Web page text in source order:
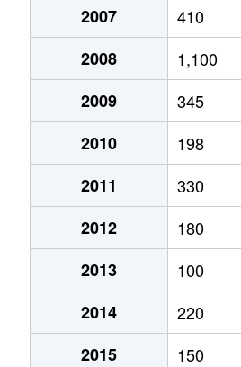
2007
410
2008
1,100
2009
345
2010
198
2011
330
2012
180
2013
100
2014
220
2015
150